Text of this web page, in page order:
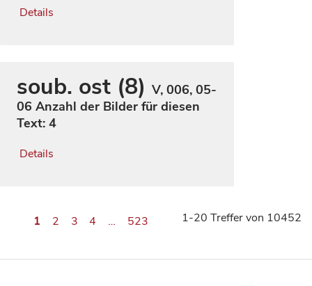
Details
soub. ost (8) V, 006, 05-
06 Anzahl der Bilder für diesen
Text: 4
Details
1 2 3 4 … 523 1-20 Treffer von 10452